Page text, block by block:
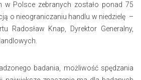
w Polsce zebranych zostało ponad 75
o nieograniczaniu handlu w niedzielę –
Radosław Knap, Dyrektor Generalny,
badania, możliwość spędzania